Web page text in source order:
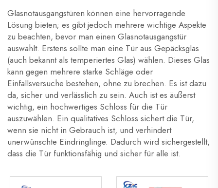
Glasnotausgangstüren können eine hervorragende
Lösung bieten; es gibt jedoch mehrere wichtige Aspekte
zu beachten, bevor man einen Glasnotausgangstür
auswählt. Erstens sollte man eine Tür aus Gepäcksglas
(auch bekannt als temperiertes Glas) wählen. Dieses Glas
kann gegen mehrere starke Schläge oder
Einfallsversuche bestehen, ohne zu brechen. Es ist dazu
da, sicher und verlässlich zu sein. Auch ist es äußerst
wichtig, ein hochwertiges Schloss für die Tür
auszuwählen. Ein qualitatives Schloss sichert die Tür,
wenn sie nicht in Gebrauch ist, und verhindert
unerwünschte Eindringlinge. Dadurch wird sichergestellt,
dass die Tür funktionsfähig und sicher für alle ist.